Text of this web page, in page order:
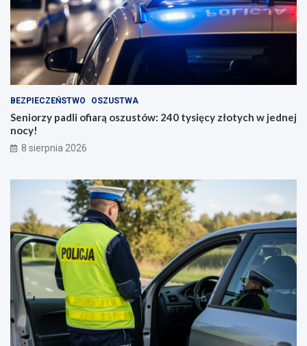
BEZPIECZEŃSTWO OSZUSTWA
Seniorzy padli ofiarą oszustów: 240 tysięcy złotych w jednej
nocy!
8 sierpnia 2026